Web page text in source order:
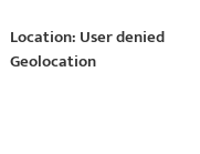
Location: User denied
Geolocation